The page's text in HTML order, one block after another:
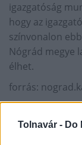
Tolnavár - Do
igazgatóság
hogy az
színvonalon
Nógrád megye
élhet.
forrás: